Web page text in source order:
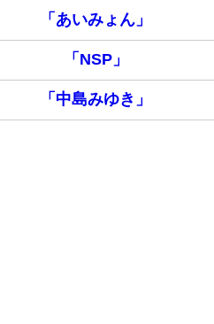
「あいみょん」
「NSP」
「中島みゆき」